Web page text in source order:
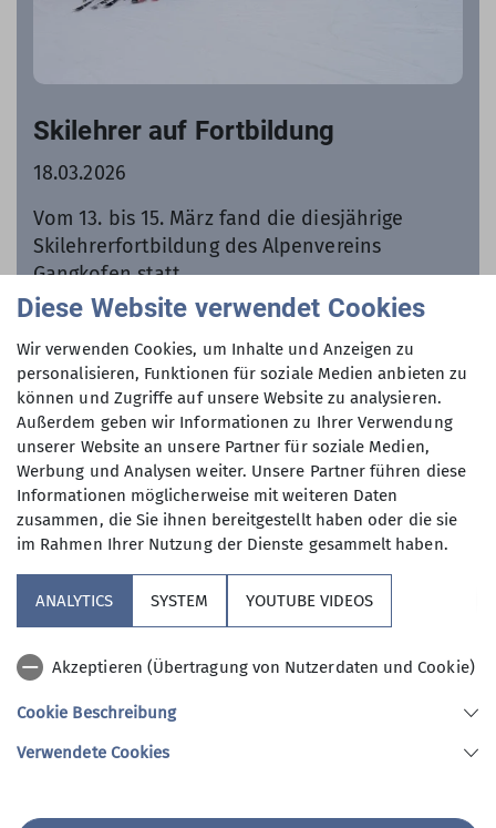
Skilehrer auf Fortbildung
18.03.2026
Vom 13. bis 15. März fand die diesjährige
Skilehrerfortbildung des Alpenvereins
Gangkofen statt.
mehr erfahren
Zwei Tage Eisklettern mit dem Bergführer
Diese Website verwendet Cookies
Wir verwenden Cookies, um Inhalte und Anzeigen zu
personalisieren, Funktionen für soziale Medien anbieten zu
können und Zugriffe auf unsere Website zu analysieren.
Außerdem geben wir Informationen zu Ihrer Verwendung
unserer Website an unsere Partner für soziale Medien,
Werbung und Analysen weiter. Unsere Partner führen diese
Informationen möglicherweise mit weiteren Daten
zusammen, die Sie ihnen bereitgestellt haben oder die sie
im Rahmen Ihrer Nutzung der Dienste gesammelt haben.
ANALYTICS SYSTEM YOUTUBE VIDEOS
Akzeptieren (Übertragung von Nutzerdaten und Cookie)
Cookie Beschreibung
Verwendete Cookies